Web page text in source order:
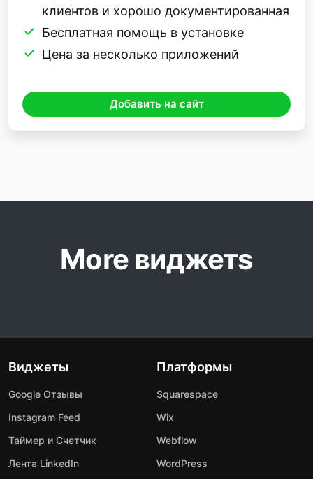
клиентов и хорошо документированная
Бесплатная помощь в установке
Цена за несколько приложений
Добавить на сайт
More виджетs
Виджеты
Google Отзывы
Instagram Feed
Таймер и Счетчик
Лента LinkedIn
Платформы
Squarespace
Wix
Webflow
WordPress